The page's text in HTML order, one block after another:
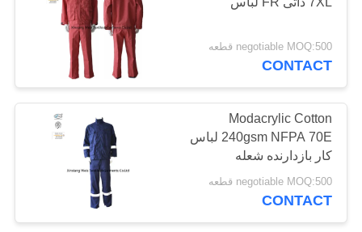
پارچه مقاوم در برابر
آتش
پارچه ای با دید بالا
14
negotiable MOQ:500 قطعه
CONTACT
Modacrylic Cotton
240gsm NFPA 70E لباس
کار بازدارنده شعله
negotiable MOQ:500 قطعه
CONTACT